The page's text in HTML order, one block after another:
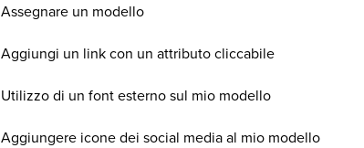
Assegnare un modello
Aggiungi un link con un attributo cliccabile
Utilizzo di un font esterno sul mio modello
Aggiungere icone dei social media al mio modello